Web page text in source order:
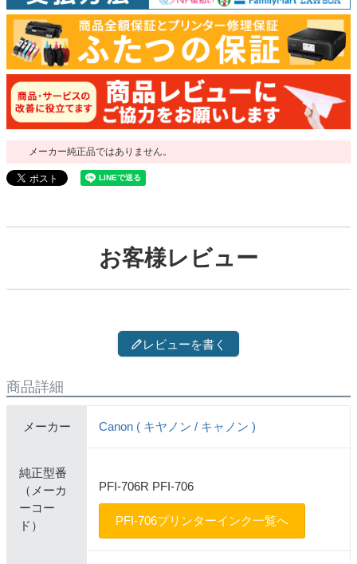
メーカー純正品ではありません。
お客様レビュー
レビューを書く
商品詳細
メーカー Canon ( キヤノン / キャノン )
純正型番
（メーカ
ーコー
ド）
PFI-706R PFI-706
PFI-706プリンターインク一覧へ